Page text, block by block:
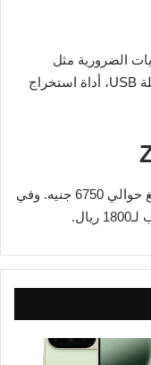
الضرورية مثل
الهاتف نفسه، الشاحن، سماعات الأذن، وصلة USB، أداة استخراج
يتوفر هاتف ZTE Axon 7 في مصر بسعر يبلغ حوالي 6750 جنيه. وفي